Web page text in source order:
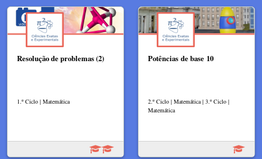
Resolução de problemas (2)
1.º Ciclo | Matemática
Potências de base 10
2.º Ciclo | Matemática | 3.º Ciclo |
Matemática